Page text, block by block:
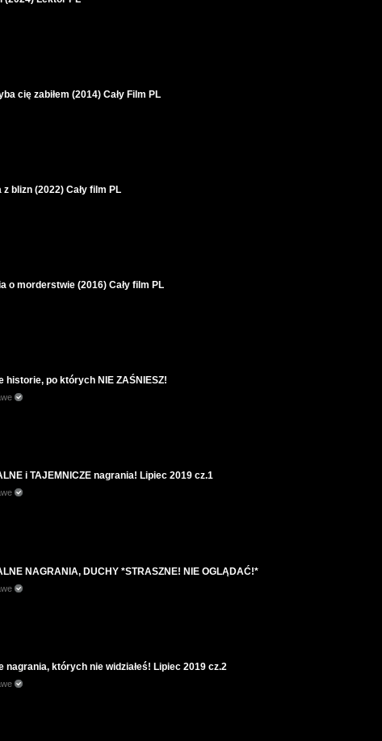
cię zabiłem (2014) Cały Film PL
z blizn (2022) Cały film PL
o morderstwie (2016) Cały film PL
historie, po których NIE ZAŚNIESZ!
i TAJEMNICZE nagrania! Lipiec 2019 cz.1
NAGRANIA, DUCHY *STRASZNE! NIE OGLĄDAĆ!*
nagrania, których nie widziałeś! Lipiec 2019 cz.2